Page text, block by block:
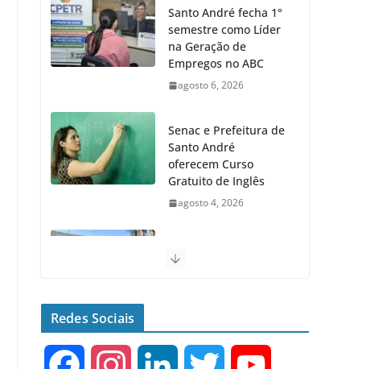
Santo André fecha 1°
semestre como Líder
na Geração de
Empregos no ABC
agosto 6, 2026
Senac e Prefeitura de
Santo André
oferecem Curso
Gratuito de Inglês
agosto 4, 2026
equipamentos
Moeda Pet arrecada
Redes Sociais